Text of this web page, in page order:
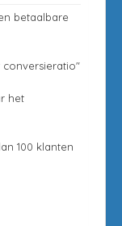
betaalbare
conversieratio"
het
100 klanten